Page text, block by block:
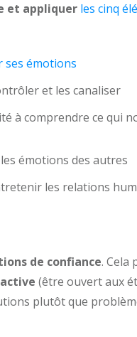
et appliquer les cinq
ses émotions
et les canaliser
à comprendre ce qui
émotions des autres
les relations
de confiance. Cela
(être ouvert aux
plutôt que